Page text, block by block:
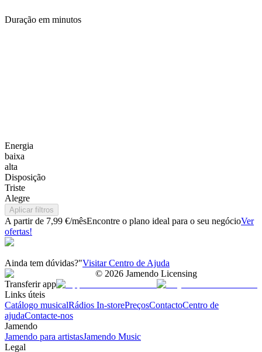
Duração em minutos
Energia
baixa
alta
Disposição
Triste
Alegre
Aplicar filtros
A partir de 7,99 €/mêsEncontre o plano ideal para o seu negócioVer
ofertas!
Ainda tem dúvidas?"Visitar Centro de Ajuda
© 2026 Jamendo Licensing
Transferir app
Links úteis
Catálogo musicalRádios In-storePreçosContactoCentro de
ajudaContacte-nos
Jamendo
Jamendo para artistasJamendo Music
Legal